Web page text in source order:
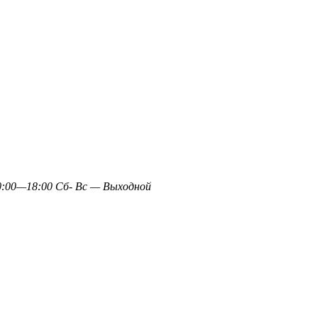
Сб- Вс — Выходной